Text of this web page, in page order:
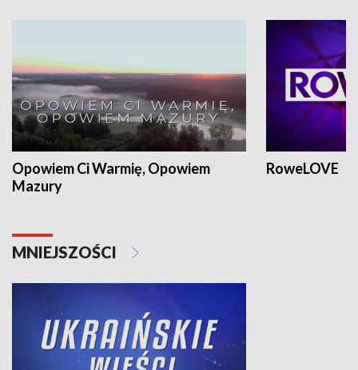
Opowiem Ci Warmię, Opowiem
Mazury
RoweLOVE
MNIEJSZOŚCI